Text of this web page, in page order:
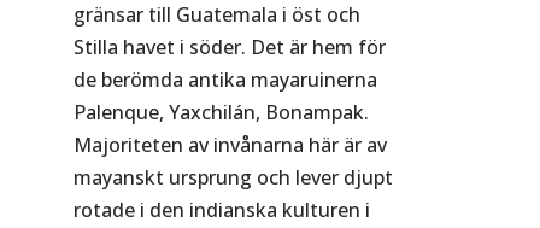
gränsar till Guatemala i öst och
Stilla havet i söder. Det är hem för
de berömda antika mayaruinerna
Palenque, Yaxchilán, Bonampak.
Majoriteten av invånarna här är av
mayanskt ursprung och lever djupt
rotade i den indianska kulturen i